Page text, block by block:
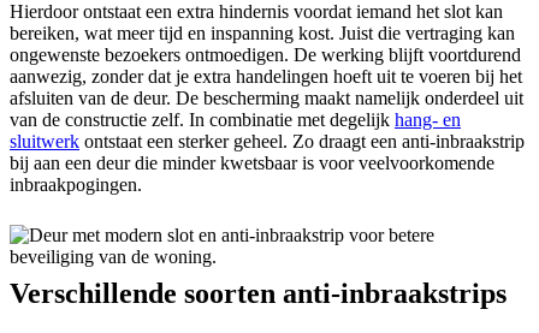
Hierdoor ontstaat een extra hindernis voordat iemand het slot kan
bereiken, wat meer tijd en inspanning kost. Juist die vertraging kan
ongewenste bezoekers ontmoedigen. De werking blijft voortdurend
aanwezig, zonder dat je extra handelingen hoeft uit te voeren bij het
afsluiten van de deur. De bescherming maakt namelijk onderdeel uit
van de constructie zelf. In combinatie met degelijk hang- en
sluitwerk ontstaat een sterker geheel. Zo draagt een anti-inbraakstrip
bij aan een deur die minder kwetsbaar is voor veelvoorkomende
inbraakpogingen.
Verschillende soorten anti-inbraakstrips